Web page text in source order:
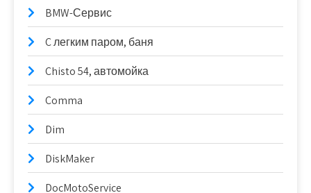
BMW-Сервис
C легким паром, баня
Chisto 54, автомойка
Comma
Dim
DiskMaker
DocMotoService